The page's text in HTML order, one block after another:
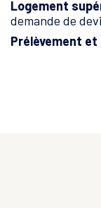
Logement
demande de
Prélèvement